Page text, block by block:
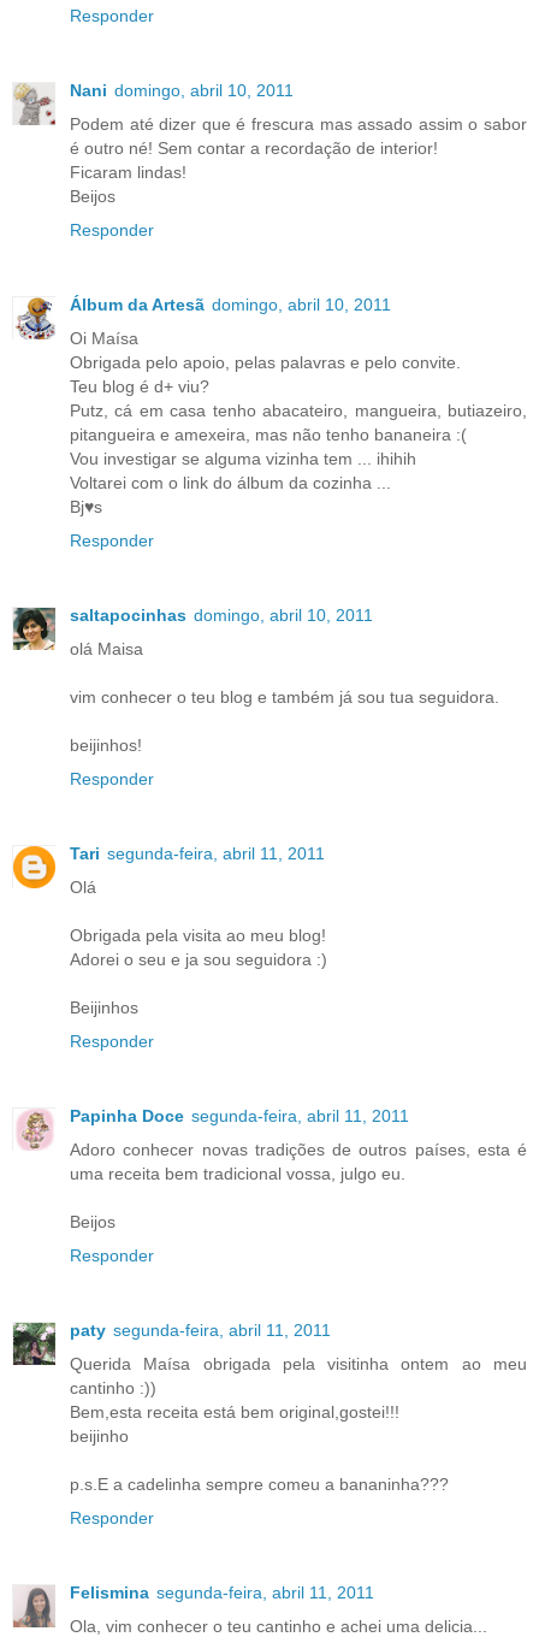
Responder
Nani domingo, abril 10, 2011
Podem até dizer que é frescura mas assado assim o sabor
é outro né! Sem contar a recordação de interior!
Ficaram lindas!
Beijos
Responder
Álbum da Artesã domingo, abril 10, 2011
Oi Maísa
Obrigada pelo apoio, pelas palavras e pelo convite.
Teu blog é d+ viu?
Putz, cá em casa tenho abacateiro, mangueira, butiazeiro,
pitangueira e amexeira, mas não tenho bananeira :(
Vou investigar se alguma vizinha tem ... ihihih
Voltarei com o link do álbum da cozinha ...
Bj♥s
Responder
saltapocinhas domingo, abril 10, 2011
olá Maisa
vim conhecer o teu blog e também já sou tua seguidora.
beijinhos!
Responder
Tari segunda-feira, abril 11, 2011
Olá
Obrigada pela visita ao meu blog!
Adorei o seu e ja sou seguidora :)
Beijinhos
Responder
Papinha Doce segunda-feira, abril 11, 2011
Adoro conhecer novas tradições de outros países, esta é
uma receita bem tradicional vossa, julgo eu.
Beijos
Responder
paty segunda-feira, abril 11, 2011
Querida Maísa obrigada pela visitinha ontem ao meu
cantinho :))
Bem,esta receita está bem original,gostei!!!
beijinho
p.s.E a cadelinha sempre comeu a bananinha???
Responder
Felismina segunda-feira, abril 11, 2011
Ola, vim conhecer o teu cantinho e achei uma delicia...